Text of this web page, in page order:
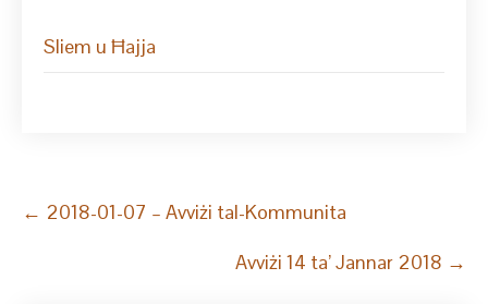
Sliem u Ħajja
Post
navigation
← 2018-01-07 – Avviżi tal-Kommunita
Avviżi 14 ta’ Jannar 2018 →